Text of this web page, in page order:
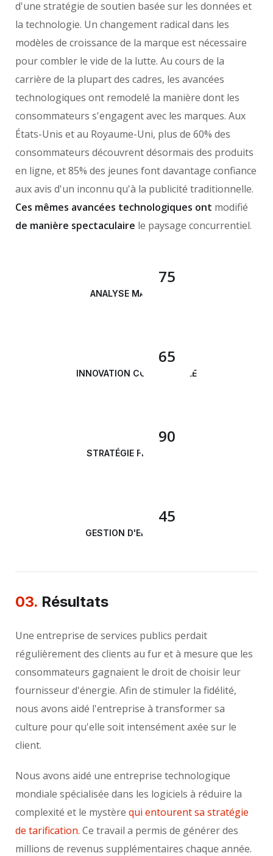
d'une stratégie de soutien basée sur les données et
la technologie. Un changement radical dans les
modèles de croissance de la marque est nécessaire
pour combler le vide de la lutte. Au cours de la
carrière de la plupart des cadres, les avancées
technologiques ont remodelé la manière dont les
consommateurs s'engagent avec les marques. Aux
États-Unis et au Royaume-Uni, plus de 60% des
consommateurs découvrent désormais des produits
en ligne, et 85% des jeunes font davantage confiance
aux avis d'un inconnu qu'à la publicité traditionnelle.
Ces mêmes avancées technologiques ont modifié
de manière spectaculaire le paysage concurrentiel.
75
ANALYSE MARKETING
65
INNOVATION COMMERCIALE
90
STRATÉGIE FINANCIÈRE
45
GESTION D'ENTREPRISE
03. Résultats
Une entreprise de services publics perdait
régulièrement des clients au fur et à mesure que les
consommateurs gagnaient le droit de choisir leur
fournisseur d'énergie. Afin de stimuler la fidélité,
nous avons aidé l'entreprise à transformer sa
culture pour qu'elle soit intensément axée sur le
client.
Nous avons aidé une entreprise technologique
mondiale spécialisée dans les logiciels à réduire la
complexité et le mystère qui entourent sa stratégie
de tarification. Ce travail a permis de générer des
millions de revenus supplémentaires chaque année.